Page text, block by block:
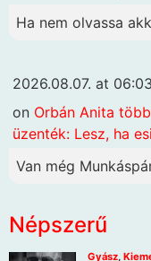
Ha nem olvassa
2026.08.07. at 06:03
on Orbán Anita
üzenték: Lesz, ha
Van még
Népszerű